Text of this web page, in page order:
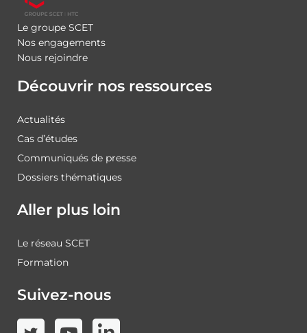
Le groupe SCET
Nos engagements
Nous rejoindre
Découvrir nos ressources
Actualités
Cas d’études
Communiqués de presse
Dossiers thématiques
Aller plus loin
Le réseau SCET
Formation
Suivez-nous